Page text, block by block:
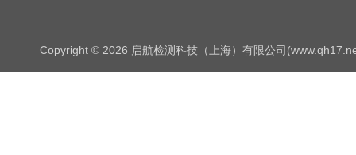
Copyright © 2026 启航检测科技（上海）有限公司